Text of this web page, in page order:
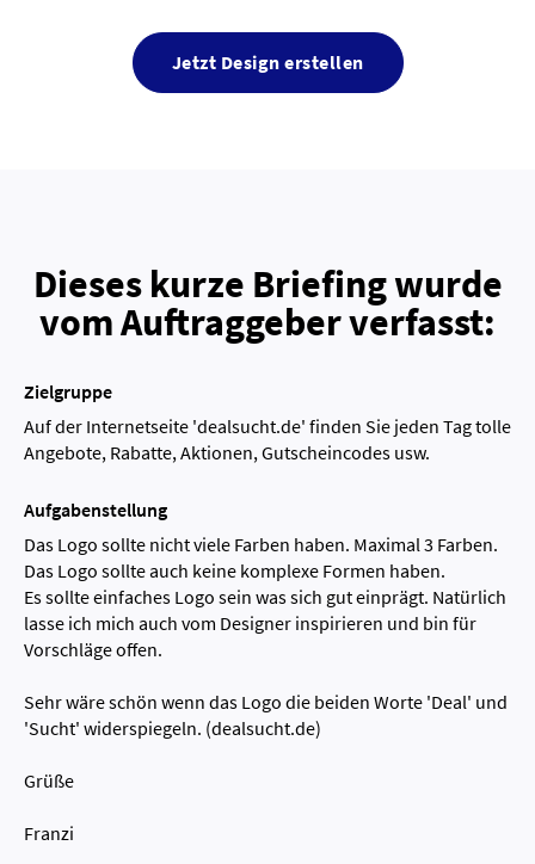
Jetzt Design erstellen
Dieses kurze Briefing wurde
vom Auftraggeber verfasst:
Zielgruppe
Auf der Internetseite 'dealsucht.de' finden Sie jeden Tag tolle
Angebote, Rabatte, Aktionen, Gutscheincodes usw.
Aufgabenstellung
Das Logo sollte nicht viele Farben haben. Maximal 3 Farben.
Das Logo sollte auch keine komplexe Formen haben.
Es sollte einfaches Logo sein was sich gut einprägt. Natürlich
lasse ich mich auch vom Designer inspirieren und bin für
Vorschläge offen.
Sehr wäre schön wenn das Logo die beiden Worte 'Deal' und
'Sucht' widerspiegeln. (dealsucht.de)
Grüße
Franzi